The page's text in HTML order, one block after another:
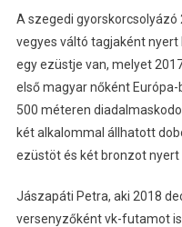
A szegedi gyorskorcsolyázó
vegyes váltó tagjaként
egy ezüstje van, melyet
első magyar nőként
500 méteren
két alkalommal állhatott
ezüstöt és két bronzot nyert
Jászapáti Petra, aki 2018
versenyzőként vk-futamot